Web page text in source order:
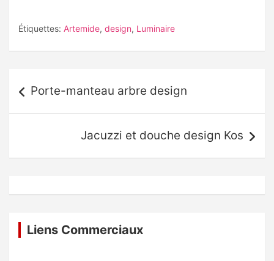
Étiquettes: Artemide, design, Luminaire
de
l’article
Porte-manteau arbre design
Jacuzzi et douche design Kos
Liens Commerciaux